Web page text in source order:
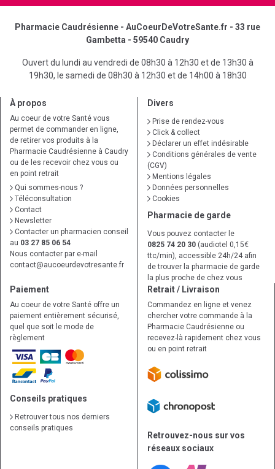
Pharmacie Caudrésienne - AuCoeurDeVotreSante.fr - 33 rue
Gambetta - 59540 Caudry
Ouvert du lundi au vendredi de 08h30 à 12h30 et de 13h30 à
19h30, le samedi de 08h30 à 12h30 et de 14h00 à 18h30
À propos
Au coeur de votre Santé vous
permet de commander en ligne,
de retirer vos produits à la
Pharmacie Caudrésienne à Caudry
ou de les recevoir chez vous ou
en point retrait
Qui sommes-nous ?
Téléconsultation
Contact
Newsletter
Contacter un pharmacien conseil
au 03 27 85 06 54
Nous contacter par e-mail
contact@aucoeurdevotresante.fr
Divers
Prise de rendez-vous
Click & collect
Déclarer un effet indésirable
Conditions générales de vente
(CGV)
Mentions légales
Données personnelles
Cookies
Pharmacie de garde
Vous pouvez contacter le
0825 74 20 30 (audiotel 0,15€
ttc/min), accessible 24h/24 afin
de trouver la pharmacie de garde
la plus proche de chez vous
Paiement
Au coeur de votre Santé offre un
paiement entièrement sécurisé,
quel que soit le mode de
règlement
Conseils pratiques
Retrouver tous nos derniers
conseils pratiques
Retrait / Livraison
Commandez en ligne et venez
chercher votre commande à la
Pharmacie Caudrésienne ou
recevez-là rapidement chez vous
ou en point retrait
Retrouvez-nous sur vos
réseaux sociaux